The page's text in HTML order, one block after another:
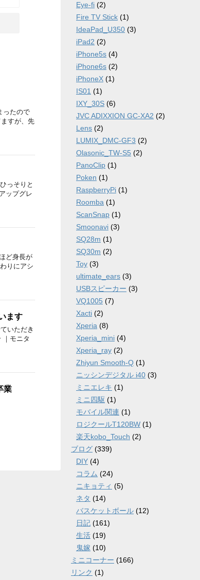
ったので
すが、先
っそりと
ップグレ
ど身長が
りにアシ
ます
いただき
モニタ
業
Eye-fi (2)
Fire TV Stick (1)
IdeaPad_U350 (3)
iPad2 (2)
iPhone5s (4)
iPhone6s (2)
iPhoneX (1)
IS01 (1)
IXY_30S (6)
JVC ADIXXION GC-XA2 (2)
Lens (2)
LUMIX_DMC-GF3 (2)
Olasonic_TW-S5 (2)
PanoClip (1)
Poken (1)
RaspberryPi (1)
Roomba (1)
ScanSnap (1)
Smoonavi (3)
SQ28m (1)
SQ30m (2)
Toy (3)
ultimate_ears (3)
USBスピーカー (3)
VQ1005 (7)
Xacti (2)
Xperia (8)
Xperia_mini (4)
Xperia_ray (2)
Zhiyun Smooth-Q (1)
ニッシンデジタル i40 (3)
ミニエレキ (1)
ミニ四駆 (1)
モバイル関連 (1)
ロジクールT120BW (1)
楽天kobo_Touch (2)
ブログ (339)
DIY (4)
コラム (24)
ニキョティ (5)
ネタ (14)
バスケットボール (12)
日記 (161)
生活 (19)
鬼嫁 (10)
ミニコーナー (166)
リンク (1)